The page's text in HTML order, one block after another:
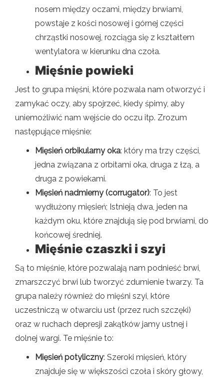
nosem między oczami, między brwiami,
powstaje z kości nosowej i górnej części
chrząstki nosowej, rozciąga się z kształtem
wentylatora w kierunku dna czoła.
Mięśnie powieki
Jest to grupa mięśni, które pozwala nam otworzyć i
zamykać oczy, aby spojrzeć, kiedy śpimy, aby
uniemożliwić nam wejście do oczu itp. Zrozum
następujące mięśnie:
Mięsień orbikularny oka: który ma trzy części,
jedna związana z orbitami oka, druga z łzą, a
druga z powiekami.
Mięsień nadmierny (corrugator): To jest
wydłużony mięsień; Istnieją dwa, jeden na
każdym oku, które znajdują się pod brwiami, do
końcowej średniej.
Mięśnie czaszki i szyi
Są to mięśnie, które pozwalają nam podnieść brwi,
zmarszczyć brwi lub tworzyć zdumienie twarzy. Ta
grupa należy również do mięśni szyi, które
uczestniczą w otwarciu ust (przez ruch szczęki)
oraz w ruchach depresji zakątków jamy ustnej i
dolnej wargi. Te mięśnie to:
Mięsień potyliczny: Szeroki mięsień, który
znajduje się w większości czoła i skóry głowy,